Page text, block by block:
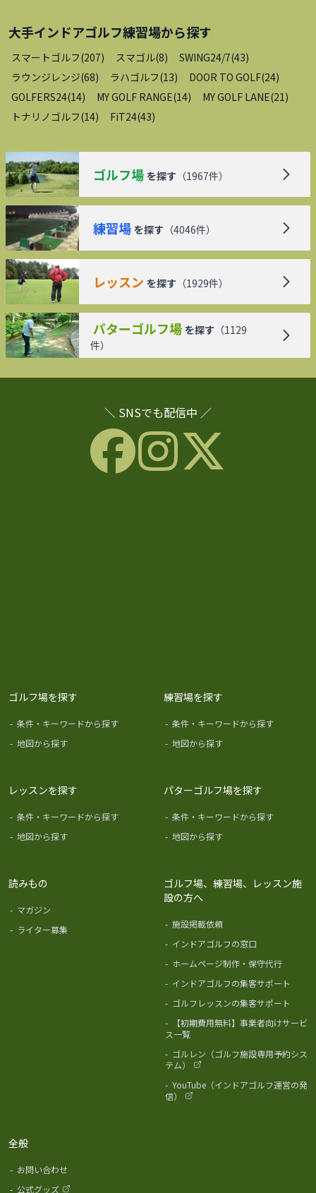
大手インドアゴルフ練習場から探す
スマートゴルフ(207) スマゴル(8) SWING24/7(43)
ラウンジレンジ(68) ラハゴルフ(13) DOOR TO GOLF(24)
GOLFERS24(14) MY GOLF RANGE(14) MY GOLF LANE(21 )
トナリノゴルフ(14) FiT24(43)
ゴルフ場 を探す （1967件）
練習場 を探す （4046件）
レッスン を探す （1929件）
パターゴルフ場 を探す （1129
件）
＼ SNSでも配信中 ／
ゴルフ場を探す
- 条件・キーワードから探す
- 地図から探す
練習場を探す
- 条件・キーワードから探す
- 地図から探す
レッスンを探す
- 条件・キーワードから探す
- 地図から探す
パターゴルフ場を探す
- 条件・キーワードから探す
- 地図から探す
読みもの
- マガジン
- ライター募集
ゴルフ場、練習場、レッスン施
設の方へ
- 施設掲載依頼
- インドアゴルフの窓口
- ホームページ制作・保守代行
- インドアゴルフの集客サポート
- ゴルフレッスンの集客サポート
-
【初期費用無料】事業者向けサービ
ス一覧
- ゴルレン（ゴルフ施設専用予約シス
テム）
- YouTube（インドアゴルフ運営の発
信）
全般
- お問い合わせ
- 公式グッズ